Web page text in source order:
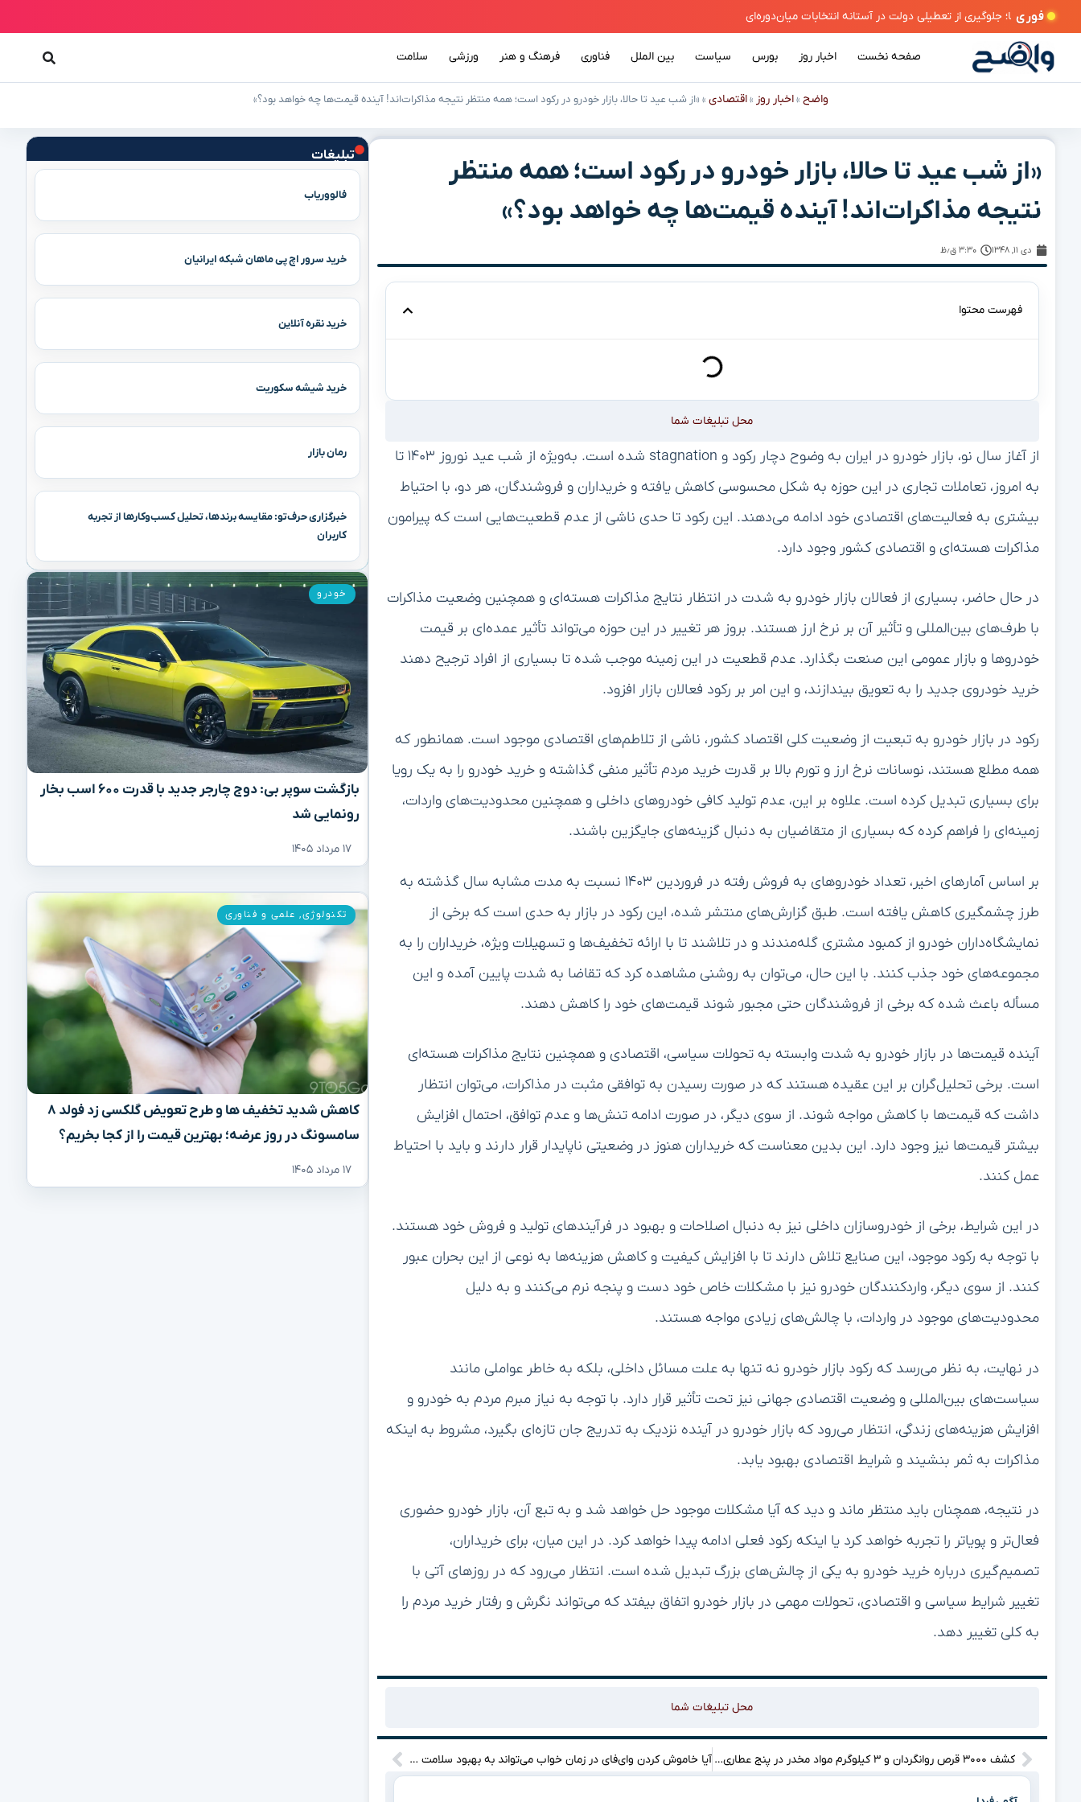
فوری
از تعطیلی دولت در آستانه انتخابات میان‌دوره‌ای
صفحه نخست اخبار روز بورس سیاست بین الملل فناوری فرهنگ و هنر ورزشی سلامت
واضح »اخبار روز »اقتصادی » «از شب عید تا حالا، بازار خودرو در رکود است؛ همه منتظر نتیجه مذاکرات‌اند! آینده قیمت‌ها چه خواهد بود؟»
تبلیغات
فالووریاب
خرید سرور اچ پی ماهان شبکه ایرانیان
خرید نقره آنلاین
خرید شیشه سکوریت
رمان بازار
خبرگزاری حرف‌تو: مقایسه برندها، تحلیل کسب‌وکارها از تجربه
کاربران
بازگشت سوپر بی: دوج چارجر جدید با قدرت ۶۰۰ اسب بخار
رونمایی شد
۱۷ مرداد ۱۴۰۵
خودرو
کاهش شدید تخفیف‌ ها و طرح تعویض گلکسی زد فولد ۸
سامسونگ در روز عرضه؛ بهترین قیمت را از کجا بخریم؟
۱۷ مرداد ۱۴۰۵
تکنولوژی, علمی و فناوری
«از شب عید تا حالا، بازار خودرو در رکود است؛ همه منتظر
نتیجه مذاکرات‌اند! آینده قیمت‌ها چه خواهد بود؟»
دی ۱۱, ۱۳۴۸ ۳:۳۰ ق٫ظ
فهرست محتوا
محل تبلیغات شما
از آغاز سال نو، بازار خودرو در ایران به وضوح دچار رکود و stagnation شده است. به‌ویژه از شب عید نوروز ۱۴۰۳ تا
به امروز، تعاملات تجاری در این حوزه به شکل محسوسی کاهش یافته و خریداران و فروشندگان، هر دو، با احتیاط
بیشتری به فعالیت‌های اقتصادی خود ادامه می‌دهند. این رکود تا حدی ناشی از عدم قطعیت‌هایی است که پیرامون
مذاکرات هسته‌ای و اقتصادی کشور وجود دارد.
در حال حاضر، بسیاری از فعالان بازار خودرو به شدت در انتظار نتایج مذاکرات هسته‌ای و همچنین وضعیت مذاکرات
با طرف‌های بین‌المللی و تأثیر آن بر نرخ ارز هستند. بروز هر تغییر در این حوزه می‌تواند تأثیر عمده‌ای بر قیمت
خودروها و بازار عمومی این صنعت بگذارد. عدم قطعیت در این زمینه موجب شده تا بسیاری از افراد ترجیح دهند
خرید خودروی جدید را به تعویق بیندازند، و این امر بر رکود فعالان بازار افزود.
رکود در بازار خودرو به تبعیت از وضعیت کلی اقتصاد کشور، ناشی از تلاطم‌های اقتصادی موجود است. همانطور که
همه مطلع هستند، نوسانات نرخ ارز و تورم بالا بر قدرت خرید مردم تأثیر منفی گذاشته و خرید خودرو را به یک رویا
برای بسیاری تبدیل کرده است. علاوه بر این، عدم تولید کافی خودروهای داخلی و همچنین محدودیت‌های واردات،
زمینه‌ای را فراهم کرده که بسیاری از متقاضیان به دنبال گزینه‌های جایگزین باشند.
بر اساس آمارهای اخیر، تعداد خودروهای به فروش رفته در فروردین ۱۴۰۳ نسبت به مدت مشابه سال گذشته به
طرز چشمگیری کاهش یافته است. طبق گزارش‌های منتشر شده، این رکود در بازار به حدی است که برخی از
نمایشگاه‌داران خودرو از کمبود مشتری گله‌مندند و در تلاشند تا با ارائه تخفیف‌ها و تسهیلات ویژه، خریداران را به
مجموعه‌های خود جذب کنند. با این حال، می‌توان به روشنی مشاهده کرد که تقاضا به شدت پایین آمده و این
مسأله باعث شده که برخی از فروشندگان حتی مجبور شوند قیمت‌های خود را کاهش دهند.
آینده قیمت‌ها در بازار خودرو به شدت وابسته به تحولات سیاسی، اقتصادی و همچنین نتایج مذاکرات هسته‌ای
است. برخی تحلیل‌گران بر این عقیده هستند که در صورت رسیدن به توافقی مثبت در مذاکرات، می‌توان انتظار
داشت که قیمت‌ها با کاهش مواجه شوند. از سوی دیگر، در صورت ادامه تنش‌ها و عدم توافق، احتمال افزایش
بیشتر قیمت‌ها نیز وجود دارد. این بدین معناست که خریداران هنوز در وضعیتی ناپایدار قرار دارند و باید با احتیاط
عمل کنند.
در این شرایط، برخی از خودروسازان داخلی نیز به دنبال اصلاحات و بهبود در فرآیندهای تولید و فروش خود هستند.
با توجه به رکود موجود، این صنایع تلاش دارند تا با افزایش کیفیت و کاهش هزینه‌ها به نوعی از این بحران عبور
کنند. از سوی دیگر، واردکنندگان خودرو نیز با مشکلات خاص خود دست و پنجه نرم می‌کنند و به دلیل
محدودیت‌های موجود در واردات، با چالش‌های زیادی مواجه هستند.
در نهایت، به نظر می‌رسد که رکود بازار خودرو نه تنها به علت مسائل داخلی، بلکه به خاطر عواملی مانند
سیاست‌های بین‌المللی و وضعیت اقتصادی جهانی نیز تحت تأثیر قرار دارد. با توجه به نیاز مبرم مردم به خودرو و
افزایش هزینه‌های زندگی، انتظار می‌رود که بازار خودرو در آینده نزدیک به تدریج جان تازه‌ای بگیرد، مشروط به اینکه
مذاکرات به ثمر بنشیند و شرایط اقتصادی بهبود یابد.
در نتیجه، همچنان باید منتظر ماند و دید که آیا مشکلات موجود حل خواهد شد و به تبع آن، بازار خودرو حضوری
فعال‌تر و پویا‌تر را تجربه خواهد کرد یا اینکه رکود فعلی ادامه پیدا خواهد کرد. در این میان، برای خریداران،
تصمیم‌گیری درباره خرید خودرو به یکی از چالش‌های بزرگ تبدیل شده است. انتظار می‌رود که در روزهای آتی با
تغییر شرایط سیاسی و اقتصادی، تحولات مهمی در بازار خودرو اتفاق بیفتد که می‌تواند نگرش و رفتار خرید مردم را
به کلی تغییر دهد.
محل تبلیغات شما
کشف ۳۰۰۰ قرص روانگردان و ۳ کیلوگرم مواد مخدر در پنج عطاری تهران؛ چه خبر است؟! آیا خاموش کردن وای‌فای در زمان خواب می‌تواند به بهبود سلامت روان ما کمک کند؟